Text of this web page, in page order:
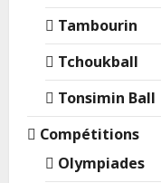
Tambourin
Tchoukball
Tonsimin Ball
Compétitions
Olympiades